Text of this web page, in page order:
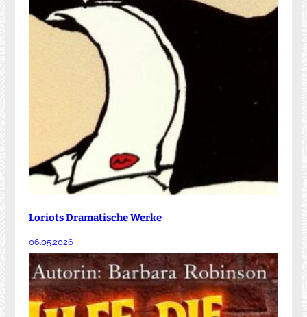
Loriots Dramatische Werke
06.05.2026